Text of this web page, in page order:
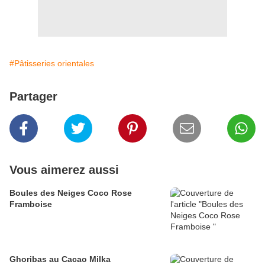
#Pâtisseries orientales
Partager
Vous aimerez aussi
Boules des Neiges Coco Rose
Framboise
Ghoribas au Cacao Milka